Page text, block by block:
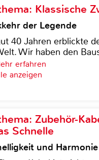
Klassische
der Legende
40 Jahren erblickte
Wir haben den
erfahren
anzeigen
Zubehör-
Schnelle
und Harmonie